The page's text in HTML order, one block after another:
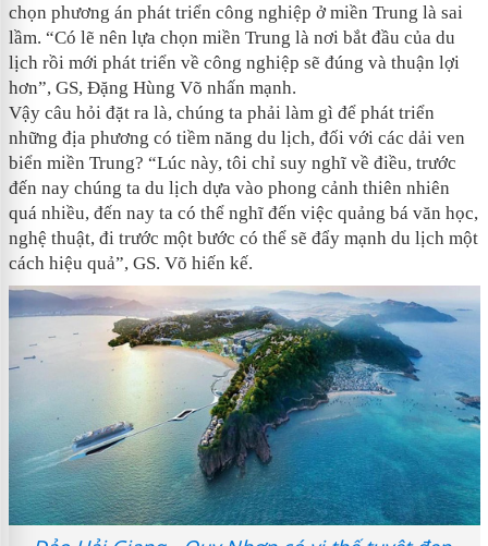
chọn phương án phát triển công nghiệp ở miền Trung là sai
lầm. “Có lẽ nên lựa chọn miền Trung là nơi bắt đầu của du
lịch rồi mới phát triển về công nghiệp sẽ đúng và thuận lợi
hơn”, GS, Đặng Hùng Võ nhấn mạnh.
Vậy câu hỏi đặt ra là, chúng ta phải làm gì để phát triển
những địa phương có tiềm năng du lịch, đối với các dải ven
biển miền Trung? “Lúc này, tôi chỉ suy nghĩ về điều, trước
đến nay chúng ta du lịch dựa vào phong cảnh thiên nhiên
quá nhiều, đến nay ta có thể nghĩ đến việc quảng bá văn học,
nghệ thuật, đi trước một bước có thể sẽ đẩy mạnh du lịch một
cách hiệu quả”, GS. Võ hiến kế.